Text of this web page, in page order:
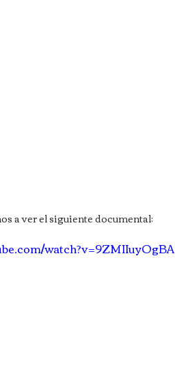
a ver el siguiente documental:
watch?v=9ZMIIuyOgBA